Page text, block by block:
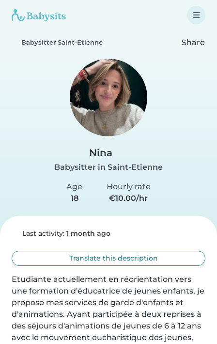
Babysitter Saint-Etienne Share
Nina
Babysitter in Saint-Etienne
Age
18
Hourly rate
€10.00/hr
Last activity: 1 month ago
Translate this description
Etudiante actuellement en réorientation vers
une formation d'éducatrice de jeunes enfants, je
propose mes services de garde d'enfants et
d'animations. Ayant participée à deux reprises à
des séjours d'animations de jeunes de 6 à 12 ans
avec le mouvement eucharistique des jeunes,